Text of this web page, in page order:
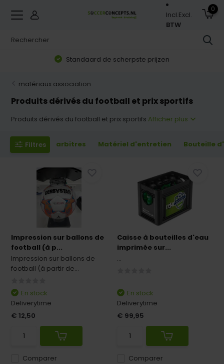
Incl.Excl.
BTW
0
Zorgvuldig geselecteerd assortiment
matériaux association
Produits dérivés du football et prix sportifs
Produits dérivés du football et prix sportifs Afficher plus
Filtres arbitres Matériel d'entretien Bouteille
Impression sur ballons de
football (à p...
Impression sur ballons de
football (à partir de...
Comparer
En stock
Deliverytime
€ 12,50
Caisse à bouteilles d'eau
imprimée sur...
...
Comparer
En stock
Deliverytime
€ 99,95